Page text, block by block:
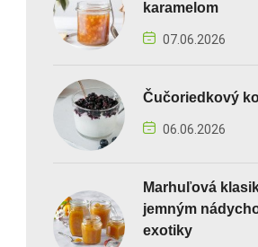
karamelom
07.06.2026
Čučoriedkový
06.06.2026
Marhuľová
jemným
exotiky